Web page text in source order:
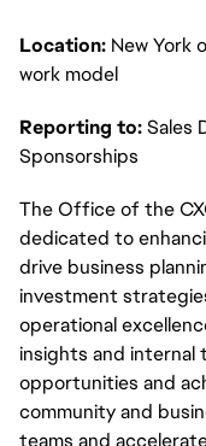
Location: New York
work model
Reporting to:Sales
Sponsorships
The Office of the
dedicated to
drive business
investment
operational
insights and internal
opportunities and
community and
teams and